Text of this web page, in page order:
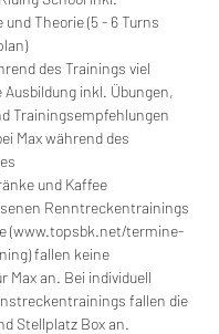
und Theorie (5 - 6 Turns
des Trainings viel
inkl. Übungen,
Trainingsempfehlungen
Max während des
und Kaffee
Renntreckentrainings
(www.topsbk.net/termine-
fallen keine
Max an. Bei individuell
fallen die
Stellplatz Box an.